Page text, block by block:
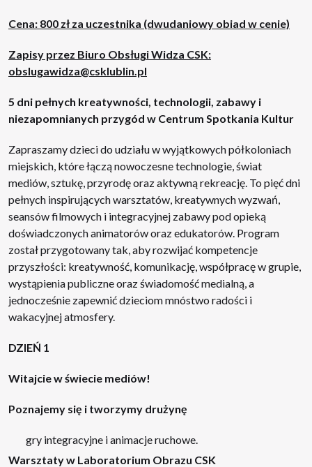
Cena: 800 zł za uczestnika (dwudaniowy obiad w cenie)
Zapisy przez Biuro Obsługi Widza CSK:
obslugawidza@csklublin.pl
5 dni pełnych kreatywności, technologii, zabawy i
niezapomnianych przygód w Centrum Spotkania Kultur
Zapraszamy dzieci do udziału w wyjątkowych półkoloniach
miejskich, które łączą nowoczesne technologie, świat
mediów, sztukę, przyrodę oraz aktywną rekreację. To pięć dni
pełnych inspirujących warsztatów, kreatywnych wyzwań,
seansów filmowych i integracyjnej zabawy pod opieką
doświadczonych animatorów oraz edukatorów. Program
został przygotowany tak, aby rozwijać kompetencje
przyszłości: kreatywność, komunikację, współpracę w grupie,
wystąpienia publiczne oraz świadomość medialną, a
jednocześnie zapewnić dzieciom mnóstwo radości i
wakacyjnej atmosfery.
DZIEŃ 1
Witajcie w świecie mediów!
Poznajemy się i tworzymy drużynę
gry integracyjne i animacje ruchowe.
Warsztaty w Laboratorium Obrazu CSK